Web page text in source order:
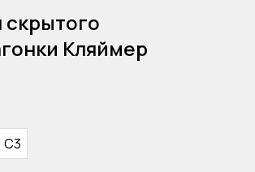
Кляймер
С3